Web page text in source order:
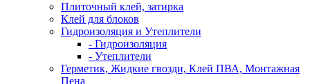
Плиточный клей, затирка
Клей для блоков
Гидроизоляция и Утеплители
- Гидроизоляция
- Утеплители
Герметик, Жидкие гвозди, Клей ПВА, Монтажная
Пена